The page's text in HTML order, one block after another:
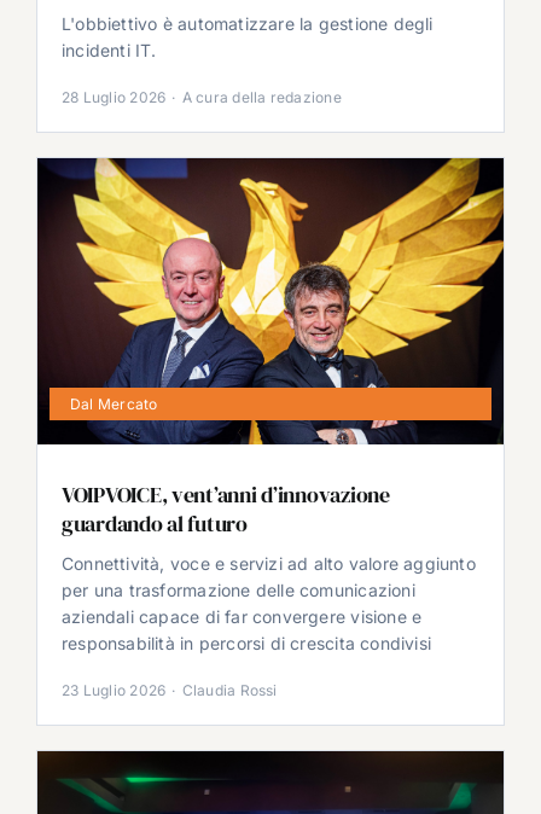
L'obbiettivo è automatizzare la gestione degli
incidenti IT.
28 Luglio 2026 · A cura della redazione
Dal Mercato
VOIPVOICE, vent’anni d’innovazione
guardando al futuro
Connettività, voce e servizi ad alto valore aggiunto
per una trasformazione delle comunicazioni
aziendali capace di far convergere visione e
responsabilità in percorsi di crescita condivisi
23 Luglio 2026 · Claudia Rossi